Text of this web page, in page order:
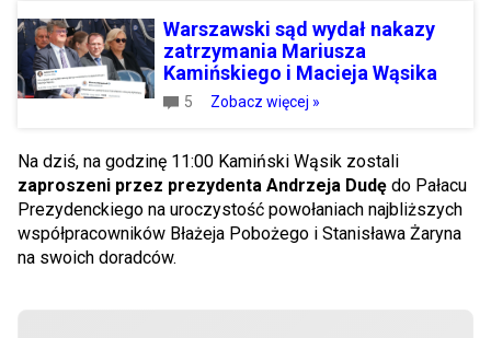
Warszawski sąd wydał nakazy
zatrzymania Mariusza
Kamińskiego i Macieja Wąsika
5 Zobacz więcej »
Na dziś, na godzinę 11:00 Kamiński Wąsik zostali
zaproszeni przez prezydenta Andrzeja Dudę do Pałacu
Prezydenckiego na uroczystość powołaniach najbliższych
współpracowników Błażeja Pobożego i Stanisława Żaryna
na swoich doradców.